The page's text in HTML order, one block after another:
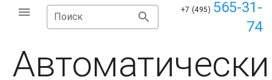
Поиск
+7 (495) 565-31-
74